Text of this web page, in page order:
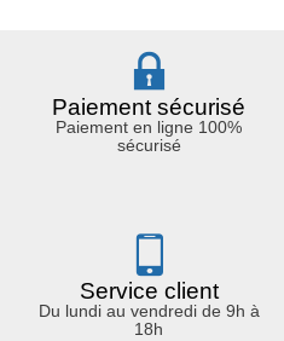
Paiement sécurisé
Paiement en ligne 100%
sécurisé
Service client
Du lundi au vendredi de 9h à
18h